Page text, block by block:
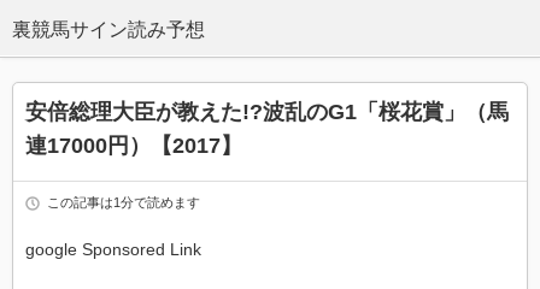
安倍総理大臣が教えた!?波乱のG1「桜花賞」（馬
連17000円）【2017】
この記事は1分で読めます
google Sponsored Link